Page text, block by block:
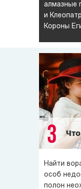
алмазные
и
Короны
3
Найти
особ
полон